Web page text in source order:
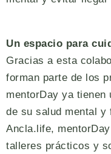
Un espacio para
Gracias a esta
forman parte de los
mentorDay ya tienen
de su salud mental y
Ancla.life,
talleres prácticos y